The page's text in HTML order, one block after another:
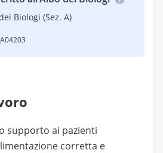
Biologi (Sez. A)
supporto ai pazienti
corretta e